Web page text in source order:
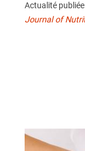
Actualité publiée
Journal of